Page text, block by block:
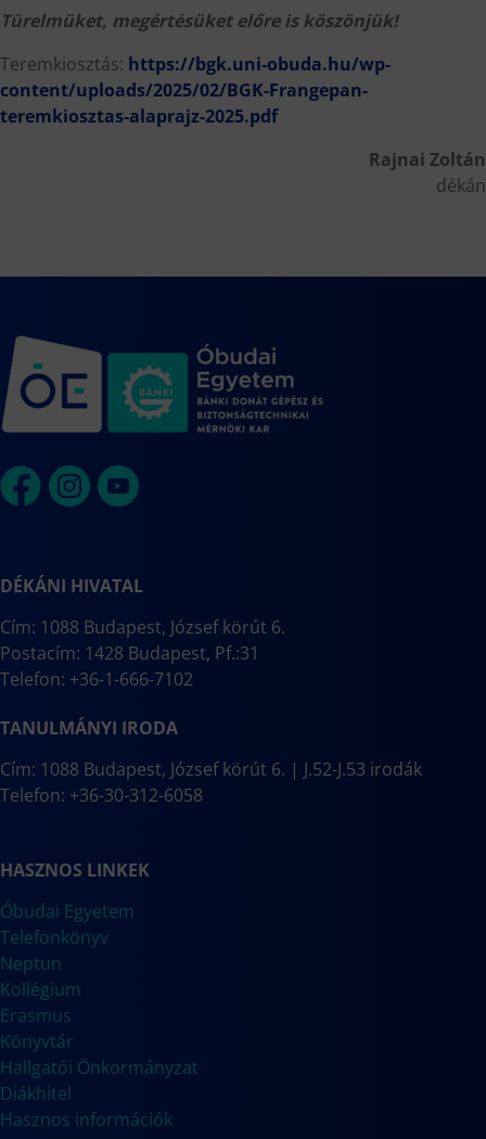
Türelmüket, megértésüket előre is köszönjük!
Teremkiosztás: https://bgk.uni-obuda.hu/wp-
content/uploads/2025/02/BGK-Frangepan-
teremkiosztas-alaprajz-2025.pdf
Rajnai Zoltán
dékán
DÉKÁNI HIVATAL
Cím: 1088 Budapest, József körút 6.
Postacím: 1428 Budapest, Pf.:31
Telefon: +36-1-666-7102
TANULMÁNYI IRODA
Cím: 1088 Budapest, József körút 6. | J.52-J.53 irodák
Telefon: +36-30-312-6058
HASZNOS LINKEK
Óbudai Egyetem
Telefonkönyv
Neptun
Kollégium
Erasmus
Könyvtár
Hallgatói Önkormányzat
Diákhitel
Hasznos információk